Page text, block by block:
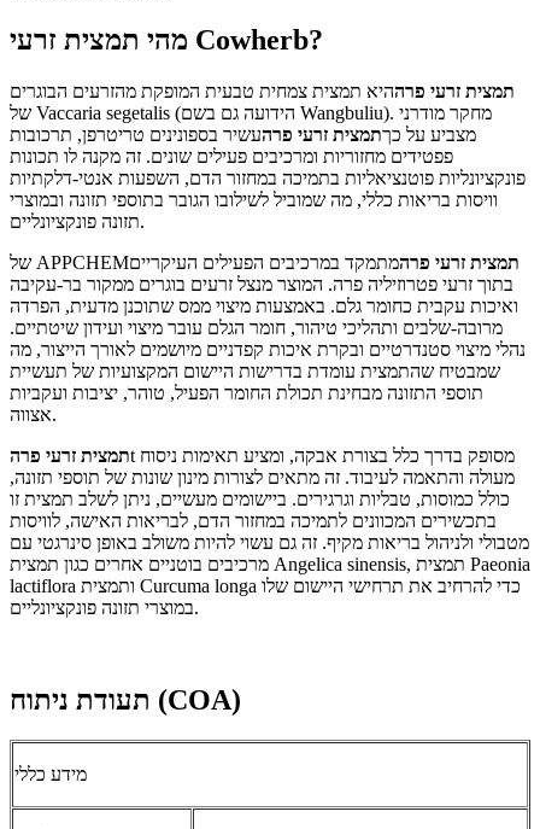
מהי תמצית זרעי Cowherb?
תמצית זרעי פרההיא תמצית צמחית טבעית המופקת מהזרעים הבוגרים
של Vaccaria segetalis (הידועה גם בשם Wangbuliu). מחקר מודרני
מצביע על כךתמצית זרעי פרהעשיר בספונינים טריטרפן, תרכובות
פפטידים מחזוריות ומרכיבים פעילים שונים. זה מקנה לו תכונות
פונקציונליות פוטנציאליות בתמיכה במחזור הדם, השפעות אנטי-דלקתיות
וויסות בריאות כללי, מה שמוביל לשילובו הגובר בתוספי תזונה ובמוצרי
תזונה פונקציונליים.
של APPCHEM
תמצית זרעי פרהמתמקד במרכיבים הפעילים העיקריים
בתוך זרעי פטרוזיליה פרה. המוצר מנצל זרעים בוגרים ממקור בר-עקיבה
ואיכות עקבית כחומר גלם. באמצעות מיצוי ממס שתוכנן מדעית, הפרדה
מרובה-שלבים ותהליכי טיהור, חומר הגלם עובר מיצוי ועידון שיטתיים.
נהלי מיצוי סטנדרטיים ובקרת איכות קפדניים מיושמים לאורך הייצור, מה
שמבטיח שהתמצית עומדת בדרישות היישום המקצועיות של תעשיית
תוספי התזונה מבחינת תכולת החומר הפעיל, טוהר, יציבות ועקביות
אצווה.
תמצית זרעי פרהt מסופק בדרך כלל בצורת אבקה, ומציע תאימות ניסוח
מעולה והתאמה לעיבוד. זה מתאים לצורות מינון שונות של תוספי תזונה,
כולל כמוסות, טבליות וגרגירים. ביישומים מעשיים, ניתן לשלב תמצית זו
בתכשירים המכוונים לתמיכה במחזור הדם, לבריאות האישה, לוויסות
מטבולי ולניהול בריאות מקיף. זה גם עשוי להיות משולב באופן סינרגטי עם
מרכיבים בוטניים אחרים כגון תמצית Angelica sinensis, תמצית Paeonia
lactiflora ותמצית Curcuma longa כדי להרחיב את תרחישי היישום שלו
במוצרי תזונה פונקציונליים.
תעודת ניתוח (COA)
מידע כללי